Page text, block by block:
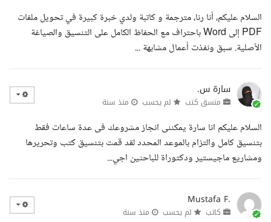
السلام عليكم، أنا رنا، مترجمة و كاتبة ولدي خبرة كبيرة في تحويل ملفات
PDF إلى Word باحتراف مع الحفاظ الكامل على التنسيق والصياغة
الأصلية. سبق ونفذت أعمال مشابهة ...
سارة س.
منسق كتب لم يحسب منذ سنة
السلام عليكم انا سارة يمكننى انجاز مشروعك فى عدة ساعات فقط
بتنسيق كامل والتزام بالموعد المحدد لقد قمت بتنسيق كتب وتحريرها
ومشاريع ماجيستير ودكتوراة للباحثين اجي...
Mustafa F.
كاتب لم يحسب منذ سنة